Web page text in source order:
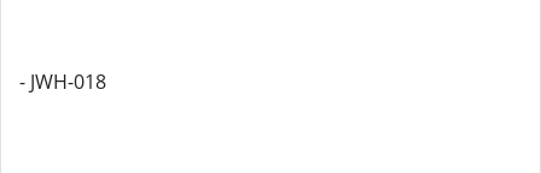
- JWH-018